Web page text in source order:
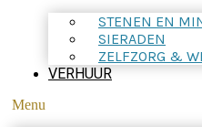
STENEN EN
SIERADEN
ZELFZORG &
VERHUUR
Menu